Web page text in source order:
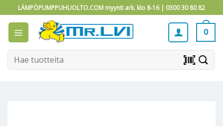
to
content
LÄMPÖPUMPPUHUOLTO.COM myynti ark. klo 8-16 | 0300 30 80 82
0
Etsi: barcode_scanner